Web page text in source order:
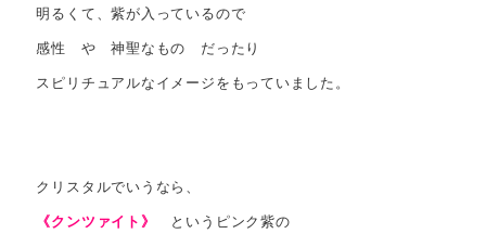
明るくて、紫が入っているので
感性 や 神聖なもの だったり
スピリチュアルなイメージをもっていました。
クリスタルでいうなら、
《クンツァイト》 というピンク紫の